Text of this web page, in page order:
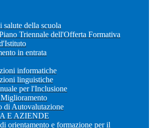
salute della scuola
Triennale dell'Offerta Formativa
in entrata
informatiche
linguistiche
per l'Inclusione
di Autovalutazione
E AZIENDE
orientamento e formazione per il